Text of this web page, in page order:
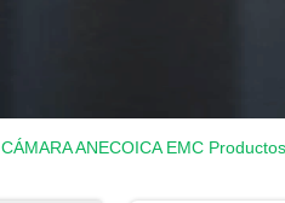
CÁMARA ANECOICA EMC